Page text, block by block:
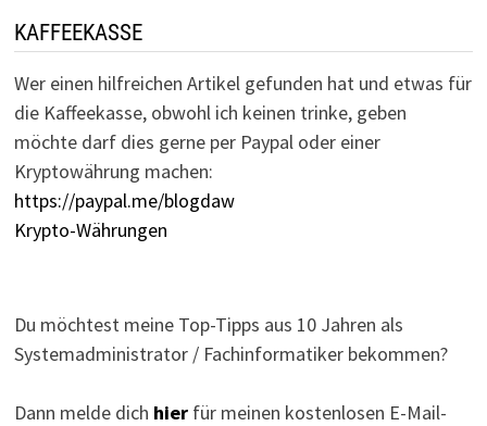
KAFFEEKASSE
Wer einen hilfreichen Artikel gefunden hat und etwas für
die Kaffeekasse, obwohl ich keinen trinke, geben
möchte darf dies gerne per Paypal oder einer
Kryptowährung machen:
https://paypal.me/blogdaw
Krypto-Währungen
Du möchtest meine Top-Tipps aus 10 Jahren als
Systemadministrator / Fachinformatiker bekommen?
Dann melde dich hierfür meinen kostenlosen E-Mail-